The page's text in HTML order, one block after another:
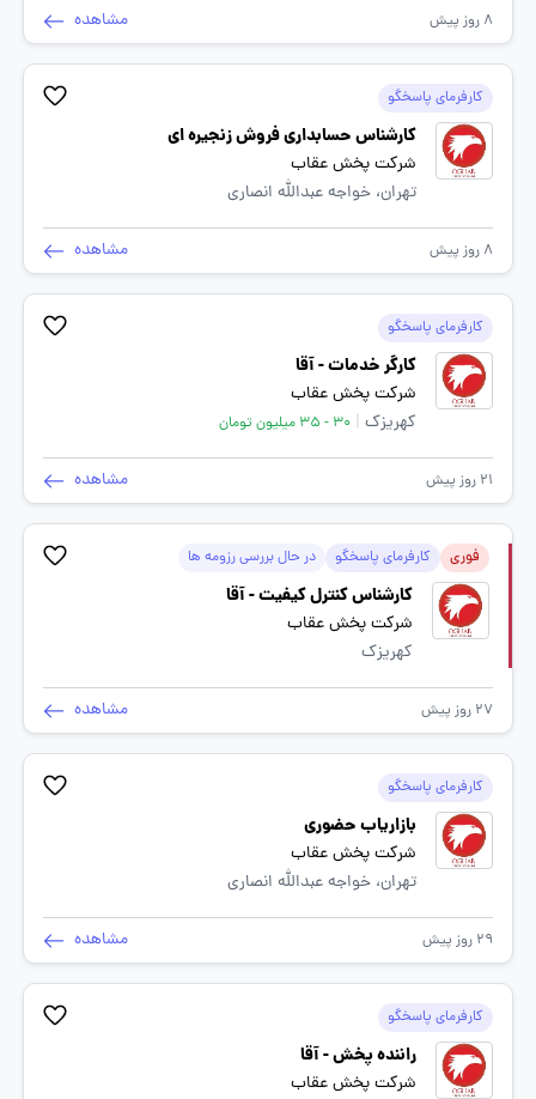
8 روز پیش مشاهده
کارفرمای پاسخگو
کارشناس حسابداری فروش زنجیره ای
شرکت پخش عقاب
تهران، خواجه عبدالله انصاری
8 روز پیش مشاهده
کارفرمای پاسخگو
کارگر خدمات - آقا
شرکت پخش عقاب
کهریزک | 30 - 35 میلیون تومان
21 روز پیش مشاهده
فوری کارفرمای پاسخگو در حال بررسی رزومه ها
کارشناس کنترل کیفیت - آقا
شرکت پخش عقاب
کهریزک
27 روز پیش مشاهده
کارفرمای پاسخگو
بازاریاب حضوری
شرکت پخش عقاب
تهران، خواجه عبدالله انصاری
29 روز پیش مشاهده
کارفرمای پاسخگو
راننده پخش - آقا
شرکت پخش عقاب